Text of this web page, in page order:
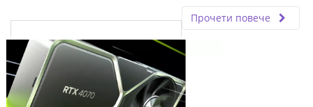
Прочети повече